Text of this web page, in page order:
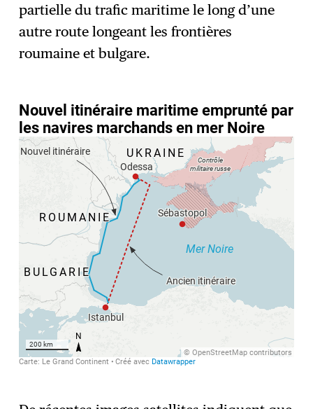
partielle du trafic maritime le long d’une
autre route longeant les frontières
roumaine et bulgare.